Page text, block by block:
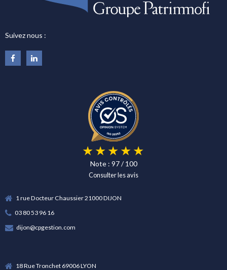
Suivez nous :
Note : 97 / 100
Consulter les avis
1 rue Docteur Chaussier 21000 DIJON
03 80 53 96 16
dijon@cpgestion.com
18 Rue Tronchet 69006 LYON